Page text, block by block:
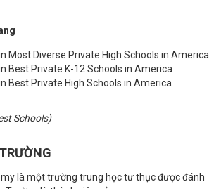
Most Diverse Private High Schools in America
Best Private K-12 Schools in America
Best Private High Schools in America
Schools)
là một trường trung học tư thục được đánh